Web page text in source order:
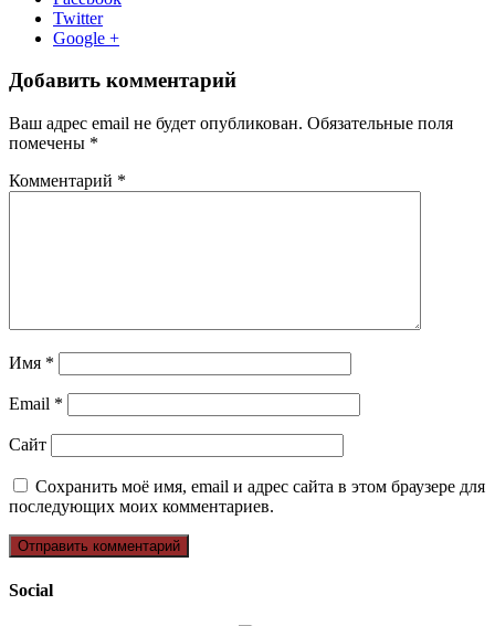
Twitter
Google +
Добавить комментарий
Ваш адрес email не будет опубликован. Обязательные поля
помечены *
Комментарий *
Имя *
Email *
Сайт
Сохранить моё имя, email и адрес сайта в этом браузере для
последующих моих комментариев.
Social